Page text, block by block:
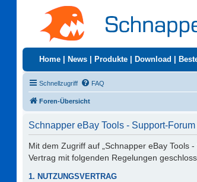
Home News Produkte Download
Schnellzugriff FAQ
Foren-Übersicht
Schnapper eBay Tools - Support-
Mit dem Zugriff auf „Schnapper eBay Tools
Vertrag mit folgenden Regelungen
1. NUTZUNGSVERTRAG